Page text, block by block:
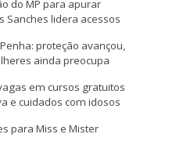
do MP para apurar
Sanches lidera acessos
proteção avançou,
ainda preocupa
em cursos gratuitos
e cuidados com idosos
para Miss e Mister